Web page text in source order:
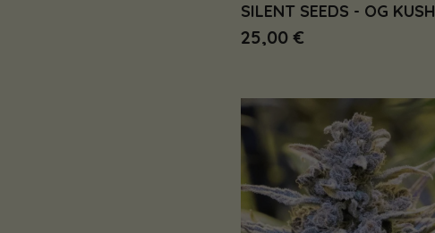
SILENT SEEDS - OG KUSH
25,00 €